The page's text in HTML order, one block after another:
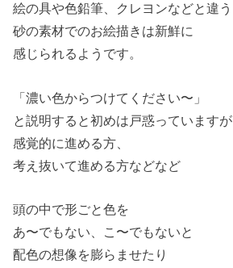
絵の具や色鉛筆、クレヨンなどと違う
砂の素材でのお絵描きは新鮮に
感じられるようです。
「濃い色からつけてください〜」
と説明すると初めは戸惑っていますが
感覚的に進める方、
考え抜いて進める方などなど
頭の中で形ごと色を
あ〜でもない、こ〜でもないと
配色の想像を膨らませたり